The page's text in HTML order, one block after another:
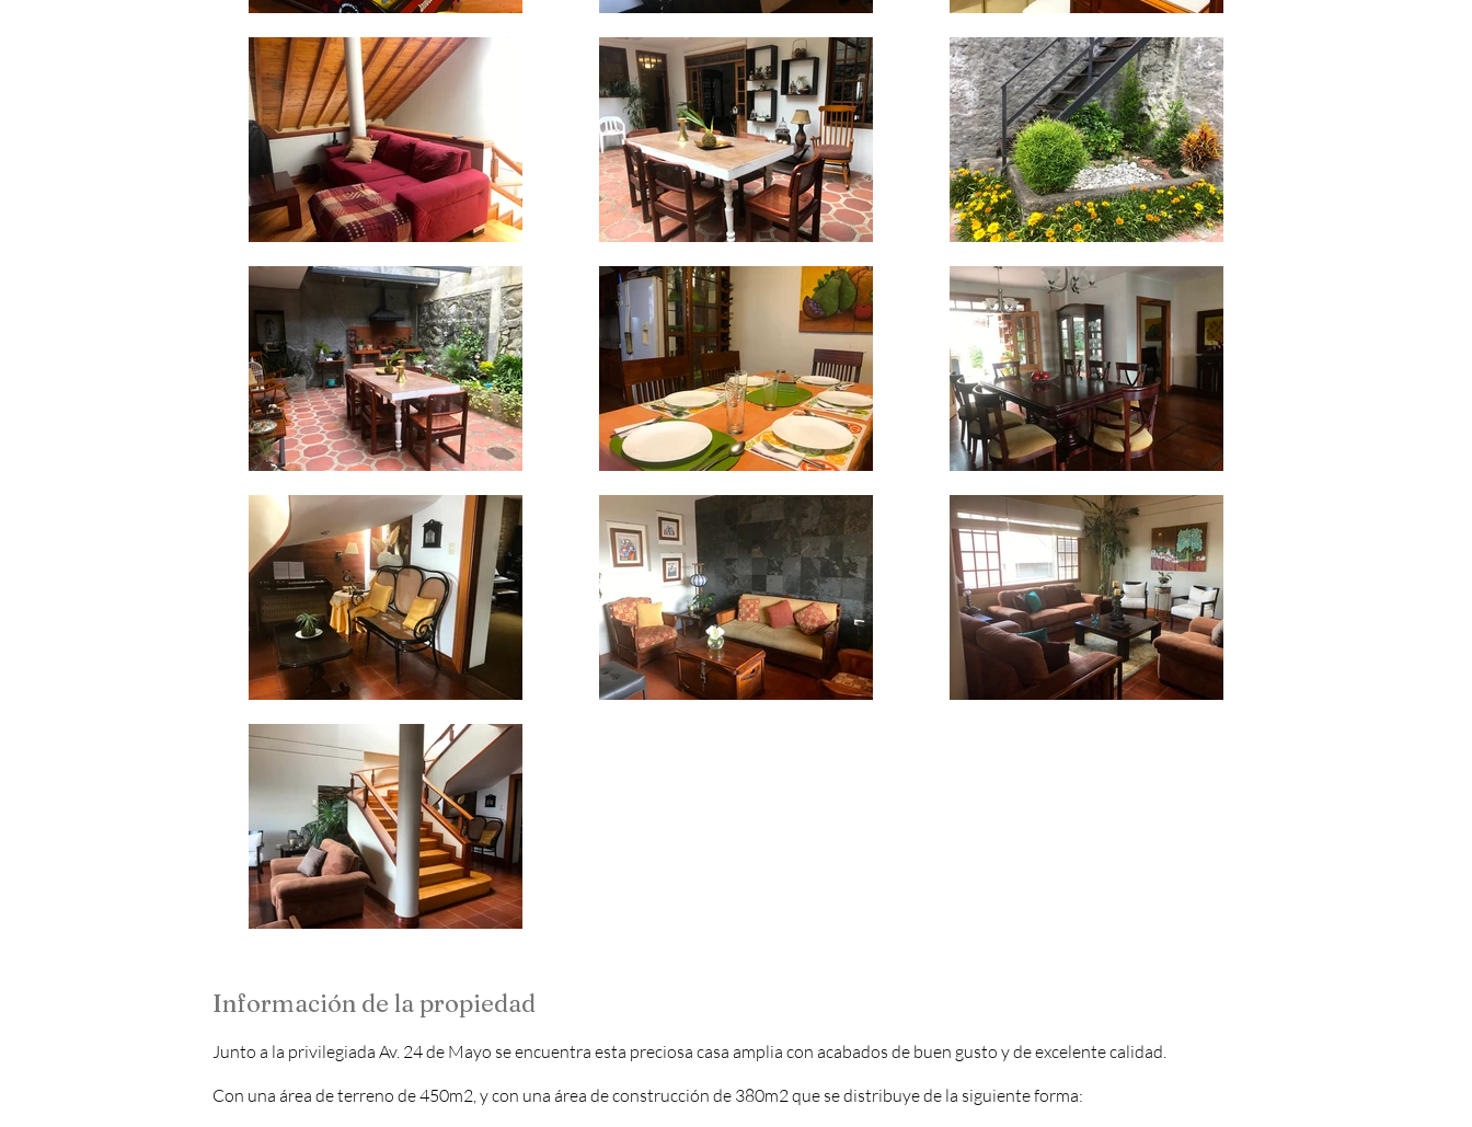
Información de la propiedad
Junto a la privilegiada Av. 24 de Mayo se encuentra esta preciosa casa amplia con acabados de buen gusto y de excelente calidad.
Con una área de terreno de 450m2, y con una área de construcción de 380m2 que se distribuye de la siguiente forma: